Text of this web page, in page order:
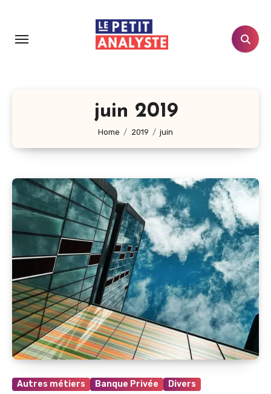
contenu
juin 2019
Home 2019 juin
Autres métiers Banque Privée Divers